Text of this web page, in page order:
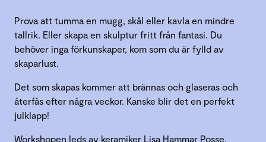
Prova att tumma en mugg, skål eller kavla en mindre
tallrik. Eller skapa en skulptur fritt från fantasi. Du
behöver inga förkunskaper, kom som du är fylld av
skaparlust.
Det som skapas kommer att brännas och glaseras och
återfås efter några veckor. Kanske blir det en perfekt
julklapp!
Workshopen leds av keramiker Lisa Hammar Posse.